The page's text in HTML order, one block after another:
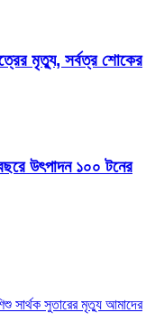
মৃত্যু, সর্বত্র শোকের
উৎপাদন ১০০ টনের
সুতারের মৃত্যু আমাদের